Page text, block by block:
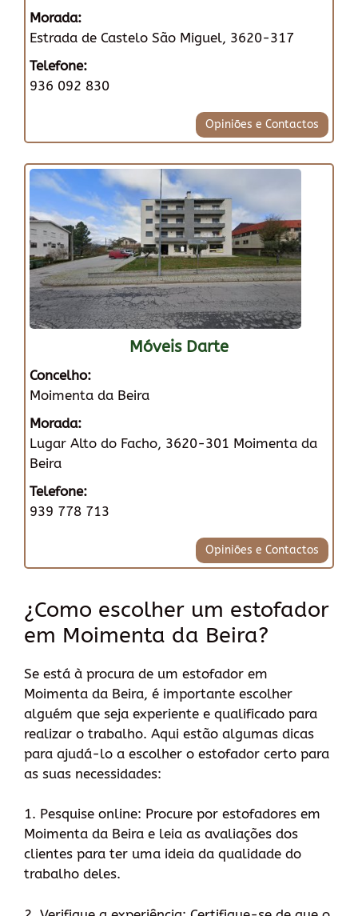
Morada:
Estrada de Castelo São Miguel, 3620-317
Telefone:
936 092 830
Opiniões e Contactos
Móveis Darte
Concelho:
Moimenta da Beira
Morada:
Lugar Alto do Facho, 3620-301 Moimenta da
Beira
Telefone:
939 778 713
Opiniões e Contactos
¿Como escolher um estofador
em Moimenta da Beira?
Se está à procura de um estofador em
Moimenta da Beira, é importante escolher
alguém que seja experiente e qualificado para
realizar o trabalho. Aqui estão algumas dicas
para ajudá-lo a escolher o estofador certo para
as suas necessidades:
1. Pesquise online: Procure por estofadores em
Moimenta da Beira e leia as avaliações dos
clientes para ter uma ideia da qualidade do
trabalho deles.